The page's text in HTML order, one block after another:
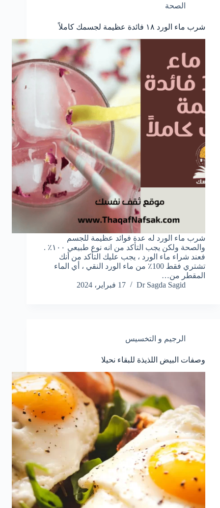
الصحة
شرب ماء الورد ١٨ فائدة عظيمة لجسمك كاملاً
شرب ماء الورد له عدة فوائد عظيمة للجسم
والصحة ولكن يجب التأكد من انه نوع طبيعي ١٠٠٪ .
فعند شراء ماء الورد ، يجب عليك التأكد من أنك
تشتري فقط 100٪ من ماء الورد النقي ، أي الماء
المقطر من…
Dr Sagda Sagid
17 فبراير، 2024
الرجيم و التخسيس
وصفات البيض اللذيذة للبقاء نحيلا